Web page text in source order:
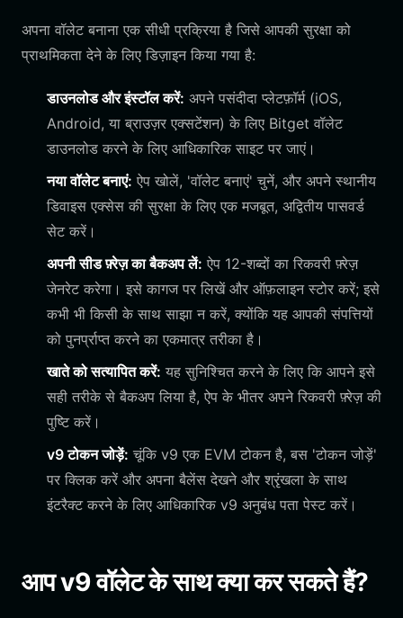
अपना वॉलेट बनाना एक सीधी प्रक्रिया है जिसे आपकी सुरक्षा को
प्राथमिकता देने के लिए डिज़ाइन किया गया है:
डाउनलोड और इंस्टॉल करें: अपने पसंदीदा प्लेटफ़ॉर्म (iOS,
Android, या ब्राउज़र एक्सटेंशन) के लिए Bitget वॉलेट
डाउनलोड करने के लिए आधिकारिक साइट पर जाएं।
नया वॉलेट बनाएं: ऐप खोलें, 'वॉलेट बनाएं' चुनें, और अपने स्थानीय
डिवाइस एक्सेस की सुरक्षा के लिए एक मजबूत, अद्वितीय पासवर्ड
सेट करें।
अपनी सीड फ़्रेज़ का बैकअप लें: ऐप 12-शब्दों का रिकवरी फ़्रेज़
जेनरेट करेगा। इसे कागज पर लिखें और ऑफ़लाइन स्टोर करें; इसे
कभी भी किसी के साथ साझा न करें, क्योंकि यह आपकी संपत्तियों
को पुनर्प्राप्त करने का एकमात्र तरीका है।
खाते को सत्यापित करें: यह सुनिश्चित करने के लिए कि आपने इसे
सही तरीके से बैकअप लिया है, ऐप के भीतर अपने रिकवरी फ़्रेज़ की
पुष्टि करें।
v9 टोकन जोड़ें: चूंकि v9 एक EVM टोकन है, बस 'टोकन जोड़ें'
पर क्लिक करें और अपना बैलेंस देखने और श्रृंखला के साथ
इंटरैक्ट करने के लिए आधिकारिक v9 अनुबंध पता पेस्ट करें।
आप v9 वॉलेट के साथ क्या कर सकते हैं?